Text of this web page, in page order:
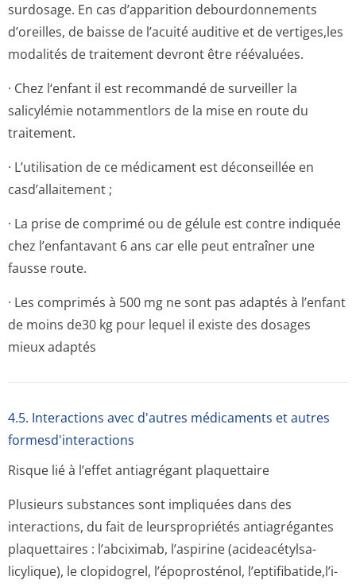
surdosage. En cas d’apparition debourdonnements
d’oreilles, de baisse de l’acuité auditive et de vertiges,les
modalités de traitement devront être réévaluées.
· Chez l‘enfant il est recommandé de surveiller la
salicylémie notammentlors de la mise en route du
traitement.
· L’utilisation de ce médicament est déconseillée en
casd’allaitement ;
· La prise de comprimé ou de gélule est contre indiquée
chez l’enfantavant 6 ans car elle peut entraîner une
fausse route.
· Les comprimés à 500 mg ne sont pas adaptés à l’enfant
de moins de30 kg pour lequel il existe des dosages
mieux adaptés
4.5. Interactions avec d'autres médicaments et autres
formesd'interactions
Risque lié à l’effet antiagrégant plaquettaire
Plusieurs substances sont impliquées dans des
interactions, du fait de leurspropriétés antiagrégantes
plaquettaires : l’abciximab, l’aspirine (acideacétylsa­
licylique), le clopidogrel, l’époprosténol, l’eptifibatide,l’i­